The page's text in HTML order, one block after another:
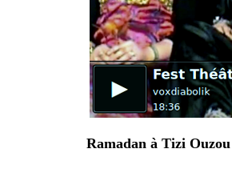
Ramadan à Tizi Ouzou